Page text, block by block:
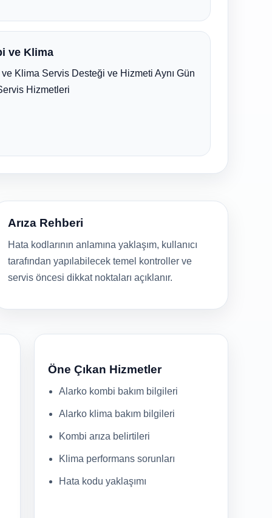
ve Klima
Klima Servis Desteği ve Hizmeti Aynı Gün
Hizmetleri
Arıza Rehberi
Hata kodlarının anlamına yaklaşım, kullanıcı
tarafından yapılabilecek temel kontroller ve
servis öncesi dikkat noktaları açıklanır.
Öne Çıkan Hizmetler
Alarko kombi bakım bilgileri
Alarko klima bakım bilgileri
Kombi arıza belirtileri
Klima performans sorunları
Hata kodu yaklaşımı